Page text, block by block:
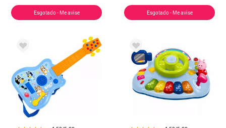
Esgotado - Me avise Esgotado - Me avise